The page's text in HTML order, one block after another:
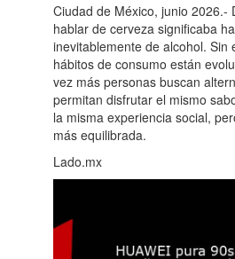
Ciudad de México, junio 2026.-
hablar de cerveza significaba
inevitablemente de alcohol. Sin
hábitos de consumo están
vez más personas buscan
permitan disfrutar el mismo
la misma experiencia social,
más equilibrada.
Lado.mx